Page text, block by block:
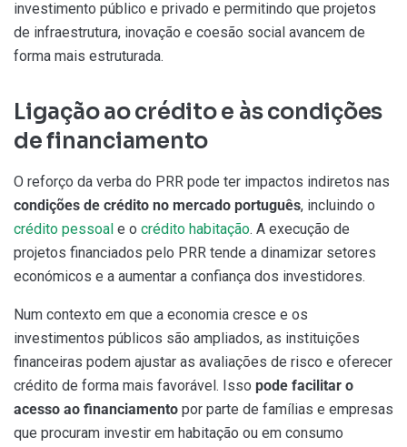
investimento público e privado e permitindo que projetos
de infraestrutura, inovação e coesão social avancem de
forma mais estruturada.
Ligação ao crédito e às condições
de financiamento
O reforço da verba do PRR pode ter impactos indiretos nas
condições de crédito no mercado português, incluindo o
crédito pessoal e o crédito habitação. A execução de
projetos financiados pelo PRR tende a dinamizar setores
económicos e a aumentar a confiança dos investidores.
Num contexto em que a economia cresce e os
investimentos públicos são ampliados, as instituições
financeiras podem ajustar as avaliações de risco e oferecer
crédito de forma mais favorável. Isso pode facilitar o
acesso ao financiamento por parte de famílias e empresas
que procuram investir em habitação ou em consumo